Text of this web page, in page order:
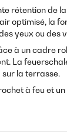
rétention de
optimisé, la
yeux ou des
à un cadre
La
sur la terrasse.
à feu et